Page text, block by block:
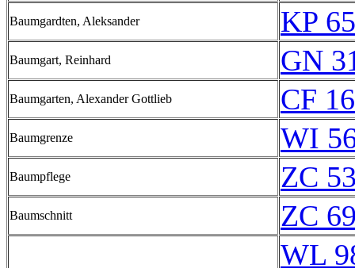
Baumgardten, Aleksander KP
Baumgart, Reinhard GN
Baumgarten, Alexander Gottlieb CF
Baumgrenze WI
Baumpflege ZC
Baumschnitt ZC
WL